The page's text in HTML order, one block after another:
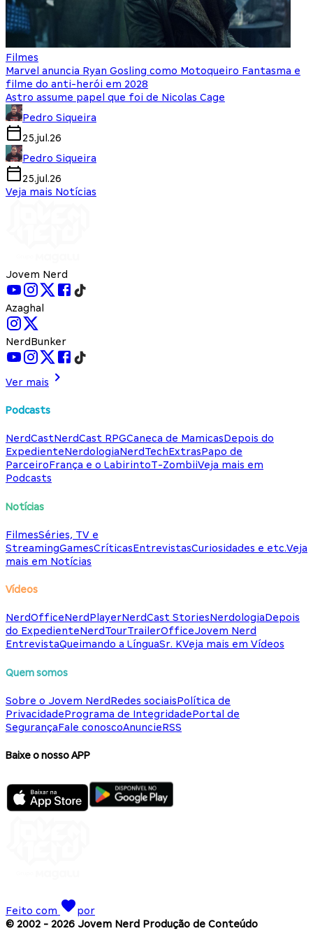
Filmes
Marvel anuncia Ryan Gosling como Motoqueiro Fantasma e
filme do anti-herói em 2028
Astro assume papel que foi de Nicolas Cage
Pedro Siqueira
25.jul.26
Pedro Siqueira
25.jul.26
Veja mais Notícias
Jovem Nerd
Azaghal
NerdBunker
Ver mais
Podcasts
NerdCastNerdCast RPGCaneca de MamicasDepois do
ExpedienteNerdologiaNerdTechExtrasPapo de
ParceiroFrança e o LabirintoT-ZombiiVeja mais em
Podcasts
Notícias
FilmesSéries, TV e
StreamingGamesCríticasEntrevistasCuriosidades e etc.Veja
mais em Notícias
Vídeos
NerdOfficeNerdPlayerNerdCast StoriesNerdologiaDepois
do ExpedienteNerdTourTrailerOfficeJovem Nerd
EntrevistaQueimando a LínguaSr. KVeja mais em Vídeos
Quem somos
Sobre o Jovem NerdRedes sociaisPolítica de
PrivacidadePrograma de IntegridadePortal de
SegurançaFale conoscoAnuncieRSS
Baixe o nosso APP
Feito com
por
© 2002 - 2026 Jovem Nerd Produção de Conteúdo